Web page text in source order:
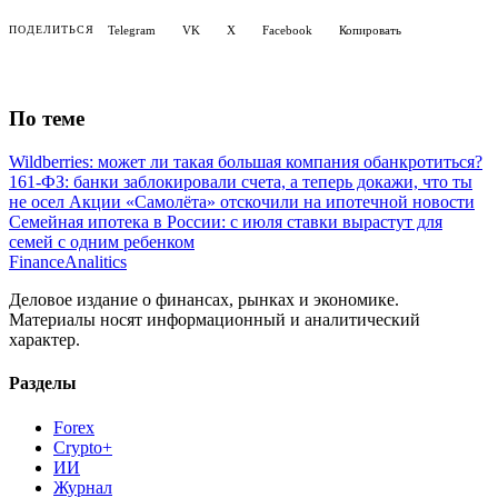
Wildberries: может ли такая большая компания обанкротиться?
161-ФЗ: банки заблокировали счета, а теперь докажи, что ты
не осел Акции «Самолёта» отскочили на ипотечной новости
Семейная ипотека в России: с июля ставки вырастут для
семей с одним ребенком
Finance
Деловое издание о финансах, рынках и экономике.
Материалы носят информационный и аналитический
Forex
Crypto+